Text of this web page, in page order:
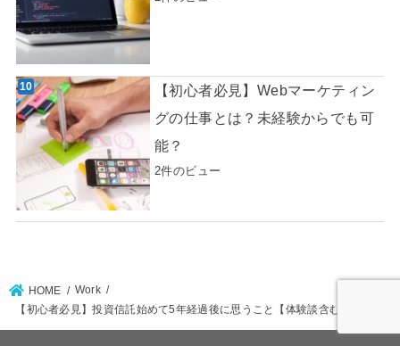
【初心者必見】Webマーケティン
グの仕事とは？未経験からでも可
能？
2件のビュー
HOME
Work
【初心者必見】投資信託始めて5年経過後に思うこと【体験談含む】